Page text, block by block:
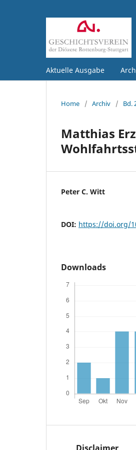
Aktuelle Ausgabe
Home / Archiv / Bd.
Matthias
Peter C. Witt
DOI: https://doi.org/
Downloads